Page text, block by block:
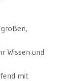
Wissen und
mit